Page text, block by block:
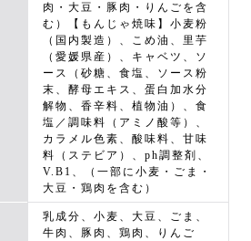
肉・大豆・豚肉・りんごを含
む）【もんじゃ焼味】小麦粉
（国内製造）、こめ油、里芋
（愛媛県産）、キャベツ、ソ
ース（砂糖、食塩、ソース粉
末、酵母エキス、蛋白加水分
解物、香辛料、植物油）、食
塩／調味料（アミノ酸等）、
カラメル色素、酸味料、甘味
料（ステビア）、ph調整剤、
V.B1、（一部に小麦・ごま・
大豆・鶏肉を含む）
乳成分、小麦、大豆、ごま、
牛肉、豚肉、鶏肉、りんご